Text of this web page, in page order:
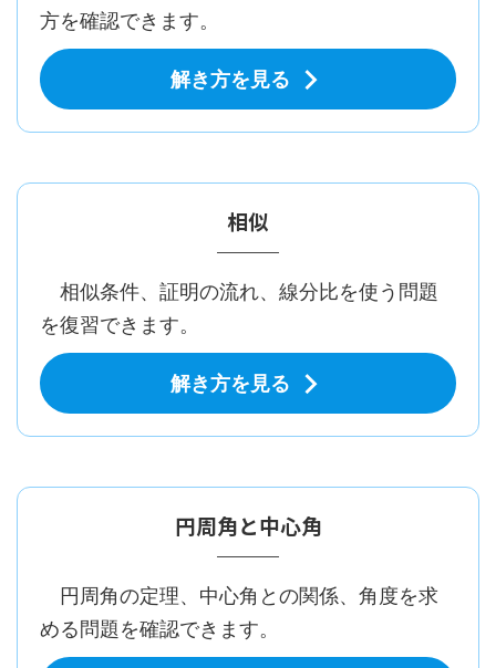
方を確認できます。
解き方を見る
相似
相似条件、証明の流れ、線分比を使う問題
を復習できます。
解き方を見る
円周角と中心角
円周角の定理、中心角との関係、角度を求
める問題を確認できます。